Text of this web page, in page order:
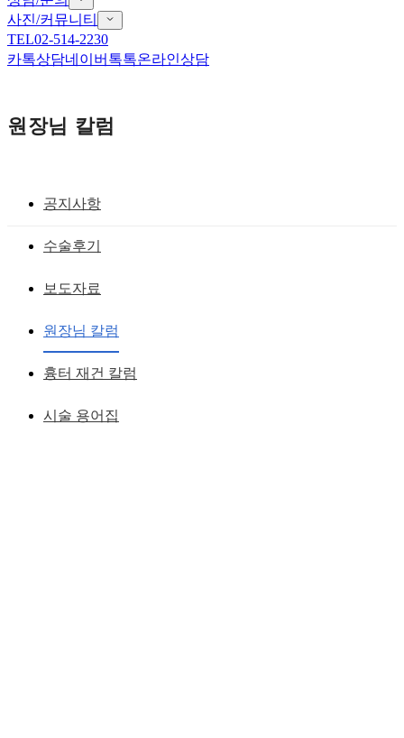
사진/커뮤니티
TEL02-514-2230
카톡상담네이버톡톡온라인상담
원장님 칼럼
공지사항
수술후기
보도자료
원장님 칼럼
흉터 재건 칼럼
시술 용어집
뒤트임복원 마지막재수술로 만족할 수 있
황성호 원장작성일